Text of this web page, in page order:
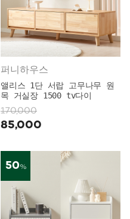
퍼니하우스
앨리스 1단 서랍 고무나무 원
목 거실장 1500 tv다이
170,000
85,000
50%